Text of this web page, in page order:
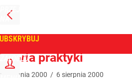
PRZEJDŹ
NA
GŁÓWNĄ
ZALOGUJ
Tygodnik Wprost
Teoria praktyki
6 sierpnia 2000 / 6 sierpnia 2000